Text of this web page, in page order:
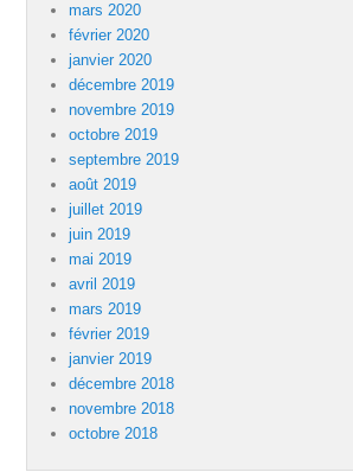
mars 2020
février 2020
janvier 2020
décembre 2019
novembre 2019
octobre 2019
septembre 2019
août 2019
juillet 2019
juin 2019
mai 2019
avril 2019
mars 2019
février 2019
janvier 2019
décembre 2018
novembre 2018
octobre 2018